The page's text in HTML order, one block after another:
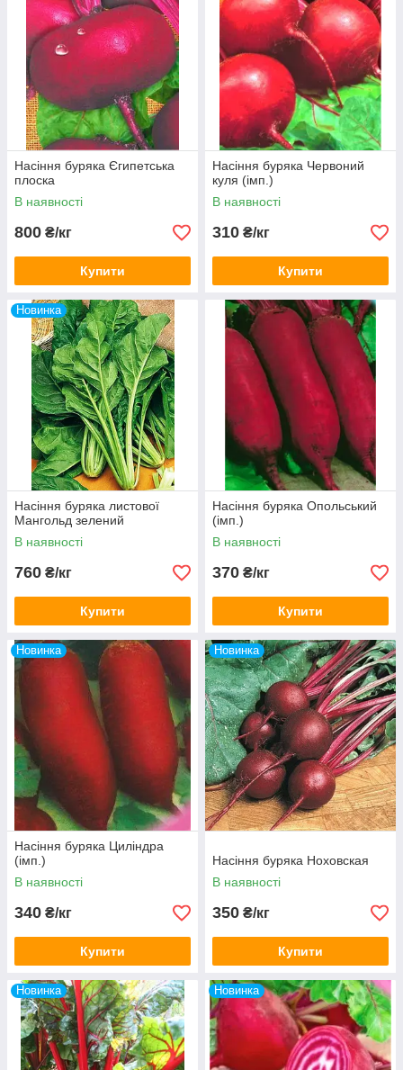
Насіння буряка Єгипетська
плоска
В наявності
800 ₴/кг
Купити
Насіння буряка Червоний
куля (імп.)
В наявності
310 ₴/кг
Купити
Новинка
Насіння буряка листової
Мангольд зелений
В наявності
760 ₴/кг
Купити
Насіння буряка Опольський
(імп.)
В наявності
370 ₴/кг
Купити
Новинка
Насіння буряка Циліндра
(імп.)
В наявності
340 ₴/кг
Купити
Новинка
Насіння буряка Ноховская
В наявності
350 ₴/кг
Купити
Новинка Новинка